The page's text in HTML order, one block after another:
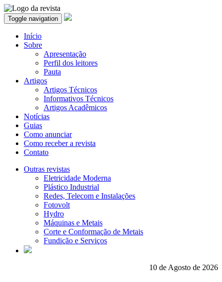
Toggle navigation
Início
Sobre
Apresentação
Perfil dos leitores
Pauta
Artigos
Artigos Técnicos
Informativos Técnicos
Artigos Acadêmicos
Notícias
Guias
Como anunciar
Como receber a revista
Contato
Outras revistas
Eletricidade Moderna
Plástico Industrial
Redes, Telecom e Instalações
Fotovolt
Hydro
Máquinas e Metais
Corte e Conformação de Metais
Fundição e Serviços
10 de Agosto de 2026